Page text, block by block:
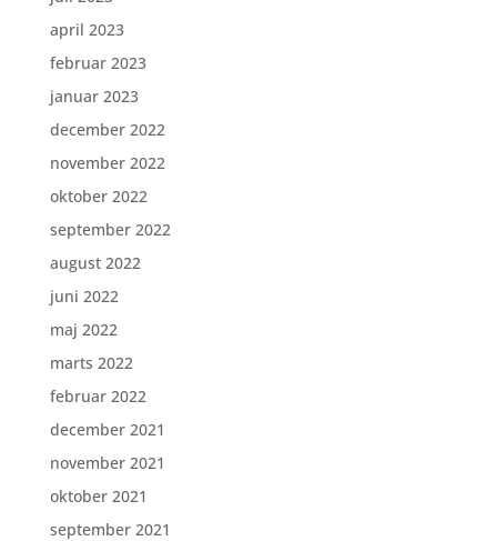
april 2023
februar 2023
januar 2023
december 2022
november 2022
oktober 2022
september 2022
august 2022
juni 2022
maj 2022
marts 2022
februar 2022
december 2021
november 2021
oktober 2021
september 2021